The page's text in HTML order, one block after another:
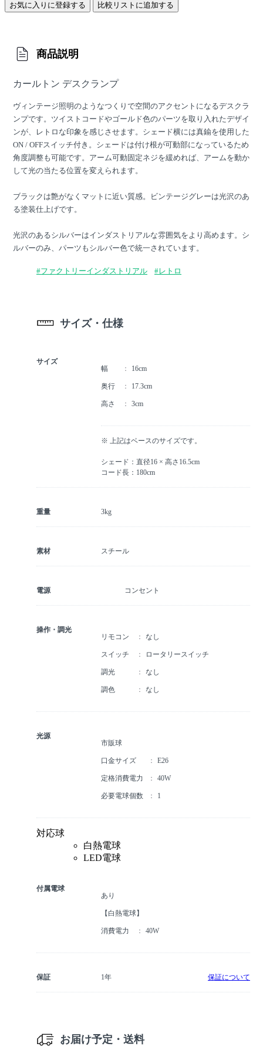
お気に入りに登録する 比較リストに追加する
商品説明
カールトン デスクランプ
ヴィンテージ照明のようなつくりで空間のアクセントになるデスクラ
ンプです。ツイストコードやゴールド色のパーツを取り入れたデザイ
ンが、レトロな印象を感じさせます。シェード横には真鍮を使用した
ON / OFFスイッチ付き。シェードは付け根が可動部になっているため
角度調整も可能です。アーム可動固定ネジを緩めれば、アームを動か
して光の当たる位置を変えられます。
ブラックは艶がなくマットに近い質感。ビンテージグレーは光沢のあ
る塗装仕上げです。
光沢のあるシルバーはインダストリアルな雰囲気をより高めます。シ
ルバーのみ、パーツもシルバー色で統一されています。
#ファクトリーインダストリアル #レトロ
サイズ・仕様
サイズ
幅
16cm
奥行 17.3cm
高さ 3cm
※ 上記はベースのサイズです。
シェード：直径16 × 高さ16.5cm
コード長：180cm
重量 3kg
素材 スチール
電源 コンセント
操作・調光
リモコン
なし
スイッチ ロータリースイッチ
調光 なし
調色 なし
光源
市販球
口金サイズ E26
定格消費電力 40W
必要電球個数 1
対応球
白熱電球
LED電球
付属電球
あり
【白熱電球】
消費電力 40W
保証 1年 保証について
お届け予定・送料